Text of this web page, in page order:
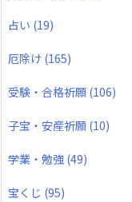
占い (19)
厄除け (165)
受験・合格祈願 (106)
子宝・安産祈願 (10)
学業・勉強 (49)
宝くじ (95)